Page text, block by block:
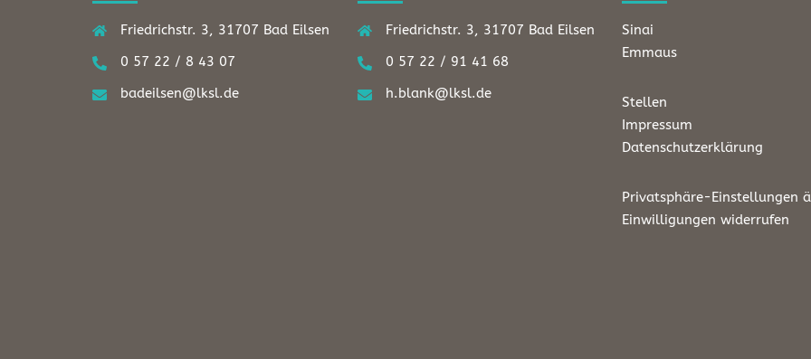
Friedrichstr. 3, 31707 Bad Eilsen
0 57 22 / 8 43 07
badeilsen@lksl.de
Friedrichstr. 3, 31707 Bad Eilsen
0 57 22 / 91 41 68
h.blank@lksl.de
Sinai
Emmaus
Stellen
Impressum
Datenschutzerklärung
Privatsphäre-Einstellungen
Einwilligungen widerrufen